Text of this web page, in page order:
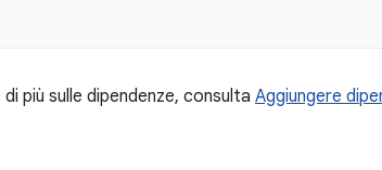
più sulle dipendenze, consulta Aggiungere